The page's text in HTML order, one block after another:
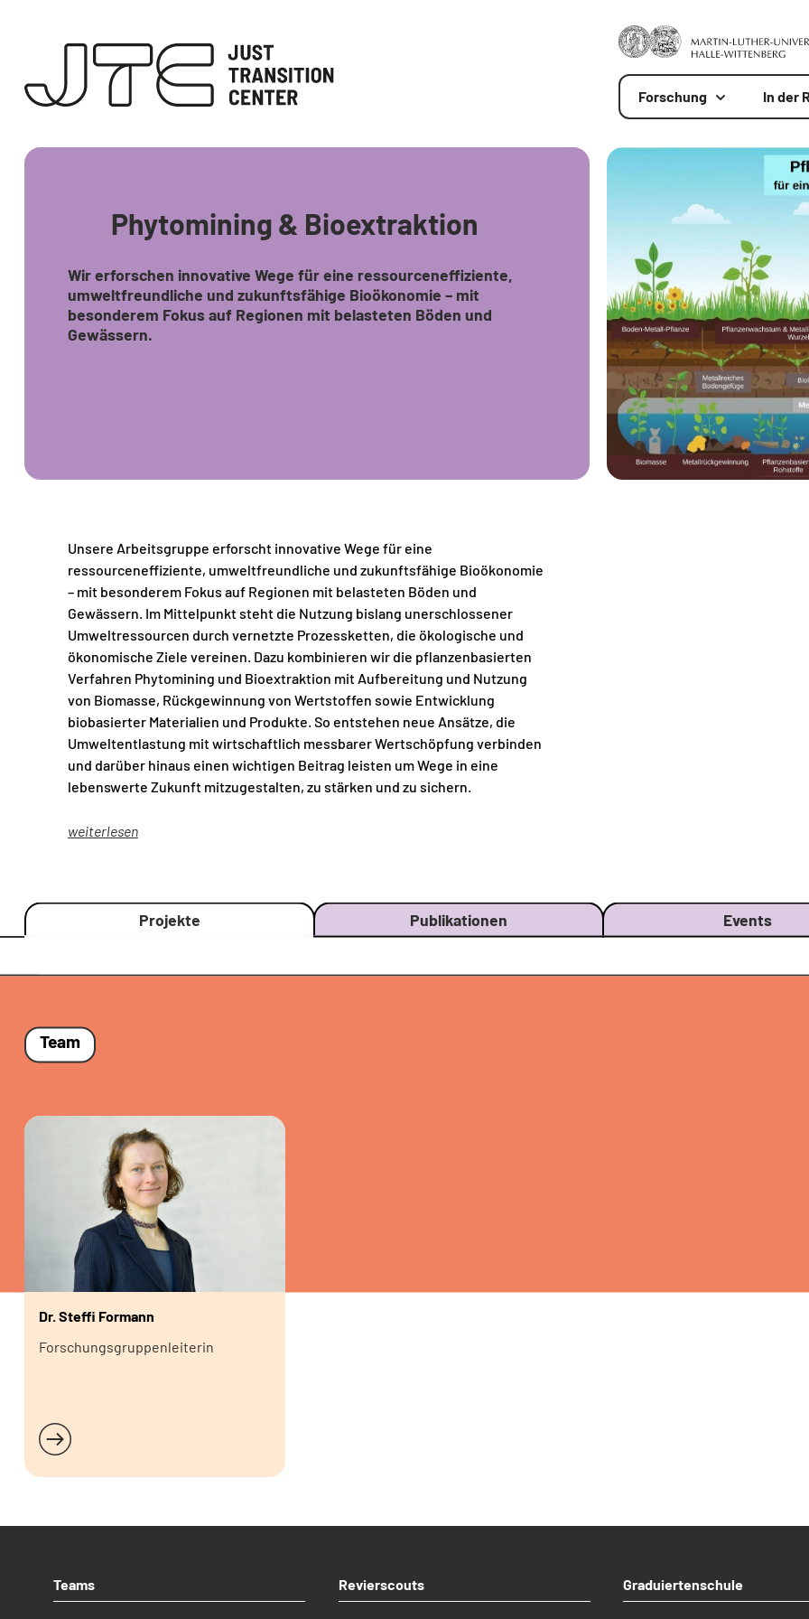
Forschung In der
Phytomining & Bioextraktion
Wir erforschen innovative Wege für eine ressourceneffiziente,
umweltfreundliche und zukunftsfähige Bioökonomie – mit
besonderem Fokus auf Regionen mit belasteten Böden und
Gewässern.
Unsere Arbeitsgruppe erforscht innovative Wege für eine
ressourceneffiziente, umweltfreundliche und zukunftsfähige Bioökonomie
– mit besonderem Fokus auf Regionen mit belasteten Böden und
Gewässern. Im Mittelpunkt steht die Nutzung bislang unerschlossener
Umweltressourcen durch vernetzte Prozessketten, die ökologische und
ökonomische Ziele vereinen. Dazu kombinieren wir die pflanzenbasierten
Verfahren Phytomining und Bioextraktion mit Aufbereitung und Nutzung
von Biomasse, Rückgewinnung von Wertstoffen sowie Entwicklung
biobasierter Materialien und Produkte. So entstehen neue Ansätze, die
Umweltentlastung mit wirtschaftlich messbarer Wertschöpfung verbinden
und darüber hinaus einen wichtigen Beitrag leisten um Wege in eine
lebenswerte Zukunft mitzugestalten, zu stärken und zu sichern.
weiterlesen
Projekte Publikationen Events
Team
Dr. Steffi Formann
Forschungsgruppenleiterin
Weiterlesen
Teams Revierscouts Graduiertenschule